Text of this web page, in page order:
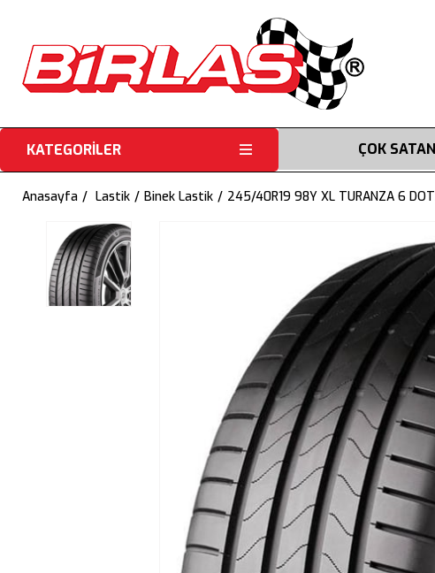
KATEGORİLER ÇOK
Anasayfa Lastik Binek Lastik 245/40R19 98Y XL TURANZA 6